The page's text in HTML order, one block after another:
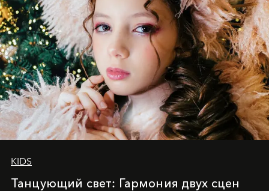
KIDS
Танцующий свет: Гармония двух сцен